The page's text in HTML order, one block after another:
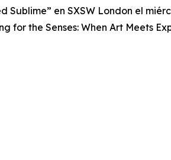
Sublime” en SXSW London el
for the Senses: When Art Meets